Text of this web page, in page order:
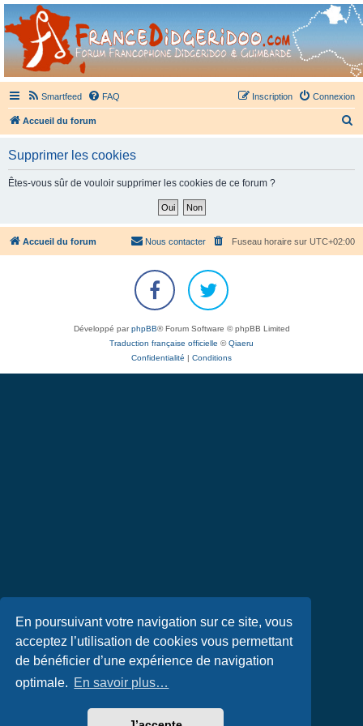
En poursuivant votre navigation sur ce site, vous
acceptez l’utilisation de cookies vous permettant
de bénéficier d’une expérience de navigation
optimale. En savoir plus…
France Didgeridoo
Didgeridoo et Guimbarde sur France Didgeridoo - retrouvez la communauté.
Smartfeed FAQ Connexion
Inscription
Accueil du forum
c
h
Supprimer les cookies
Êtes-vous sûr de vouloir supprimer les cookies de ce forum ?
Accueil du forum Fuseau horaire sur UTC+02:00
Nous contacter
Développé parphpBB® Forum Software © phpBB Limited
Traduction française officielle ©Qiaeru
Confidentialité
Conditions